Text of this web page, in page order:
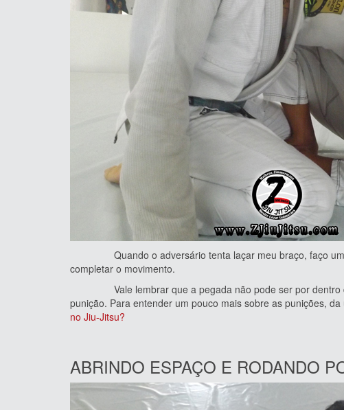
Quando o adversário tenta laçar meu braço, faço uma
completar o movimento.
Vale lembrar que a pegada não pode ser por dentro da
punição. Para entender um pouco mais sobre as punições,
no Jiu-Jitsu?
ABRINDO ESPAÇO E RODANDO